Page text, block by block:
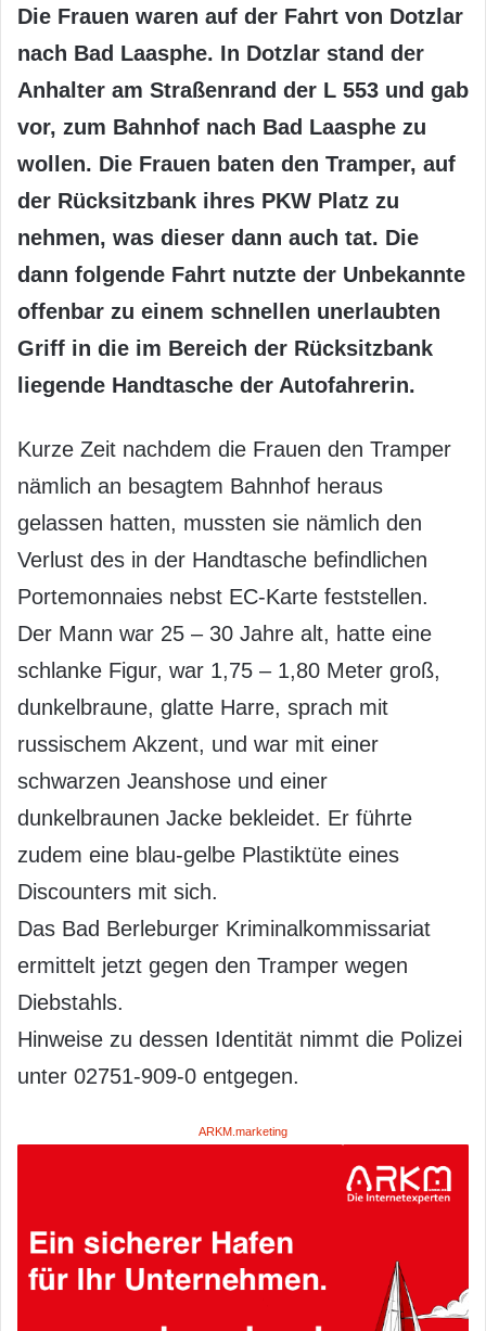
Die Frauen waren auf der Fahrt von Dotzlar
nach Bad Laasphe. In Dotzlar stand der
Anhalter am Straßenrand der L 553 und gab
vor, zum Bahnhof nach Bad Laasphe zu
wollen. Die Frauen baten den Tramper, auf
der Rücksitzbank ihres PKW Platz zu
nehmen, was dieser dann auch tat. Die
dann folgende Fahrt nutzte der Unbekannte
offenbar zu einem schnellen unerlaubten
Griff in die im Bereich der Rücksitzbank
liegende Handtasche der Autofahrerin.
Kurze Zeit nachdem die Frauen den Tramper
nämlich an besagtem Bahnhof heraus
gelassen hatten, mussten sie nämlich den
Verlust des in der Handtasche befindlichen
Portemonnaies nebst EC-Karte feststellen.
Der Mann war 25 – 30 Jahre alt, hatte eine
schlanke Figur, war 1,75 – 1,80 Meter groß,
dunkelbraune, glatte Harre, sprach mit
russischem Akzent, und war mit einer
schwarzen Jeanshose und einer
dunkelbraunen Jacke bekleidet. Er führte
zudem eine blau-gelbe Plastiktüte eines
Discounters mit sich.
Das Bad Berleburger Kriminalkommissariat
ermittelt jetzt gegen den Tramper wegen
Diebstahls.
Hinweise zu dessen Identität nimmt die Polizei
unter 02751-909-0 entgegen.
ARKM.marketing